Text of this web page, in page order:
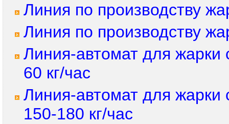
Линия по производству
Линия по производству
Линия-автомат для жарки
60 кг/час
Линия-автомат для жарки
150-180 кг/час